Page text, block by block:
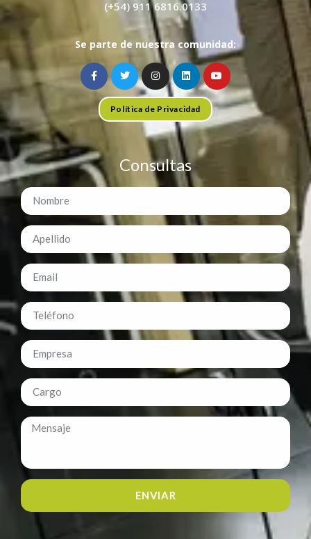
(+54) 911 6816.0133
Se parte de nuestra comunidad:
Política de Privacidad
Consultas
ENVIAR